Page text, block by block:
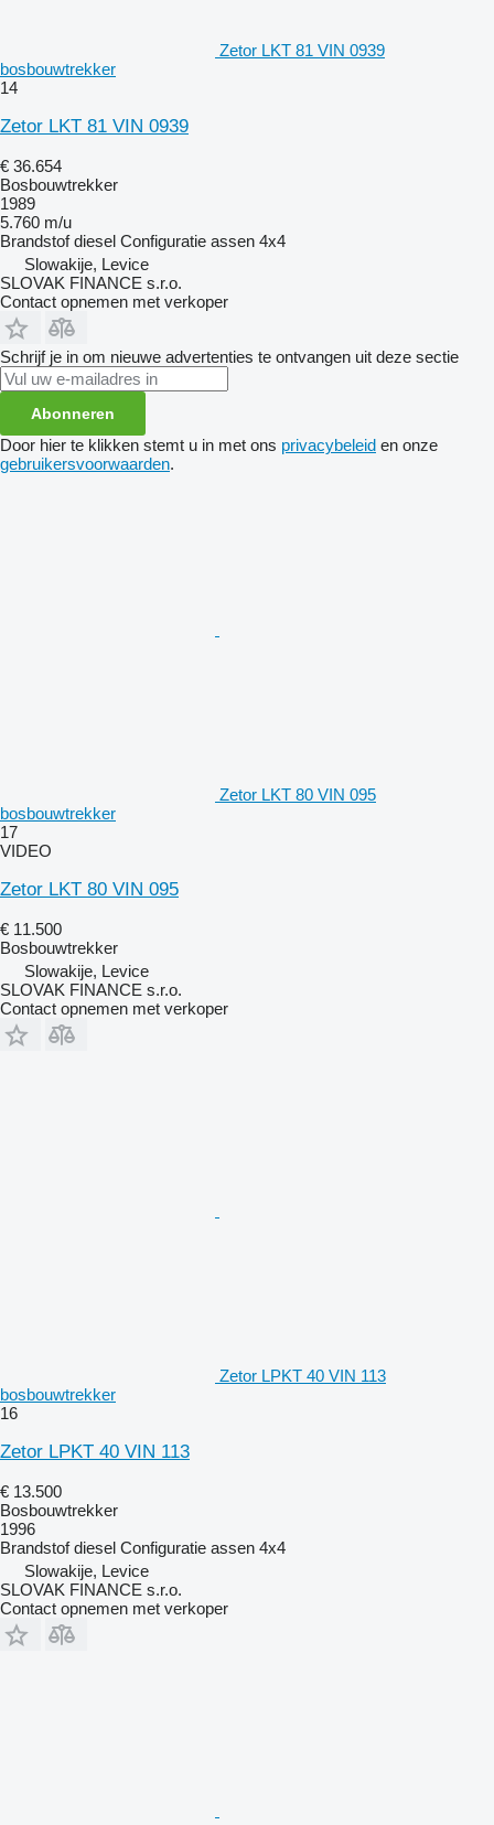
Zetor LKT 81 VIN 0939
bosbouwtrekker
14
Zetor LKT 81 VIN 0939
€ 36.654
Bosbouwtrekker
1989
5.760 m/u
Brandstof diesel Configuratie assen 4x4
Slowakije, Levice
SLOVAK FINANCE s.r.o.
Contact opnemen met verkoper
Schrijf je in om nieuwe advertenties te ontvangen uit deze sectie
Abonneren
Door hier te klikken stemt u in met ons privacybeleid en onze
gebruikersvoorwaarden.
Zetor LKT 80 VIN 095
bosbouwtrekker
17
VIDEO
Zetor LKT 80 VIN 095
€ 11.500
Bosbouwtrekker
Slowakije, Levice
SLOVAK FINANCE s.r.o.
Contact opnemen met verkoper
Zetor LPKT 40 VIN 113
bosbouwtrekker
16
Zetor LPKT 40 VIN 113
€ 13.500
Bosbouwtrekker
1996
Brandstof diesel Configuratie assen 4x4
Slowakije, Levice
SLOVAK FINANCE s.r.o.
Contact opnemen met verkoper